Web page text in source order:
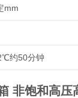
mm
约50分钟
非饱和高压